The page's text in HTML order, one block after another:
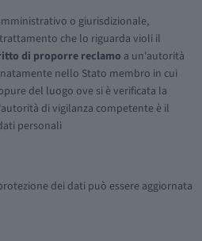
o giurisdizionale,
che lo riguarda violi il
di proporre reclamo a un'autorità
nello Stato membro in cui
del luogo ove si è verificata la
di vigilanza competente è il
personali
dei dati può essere aggiornata